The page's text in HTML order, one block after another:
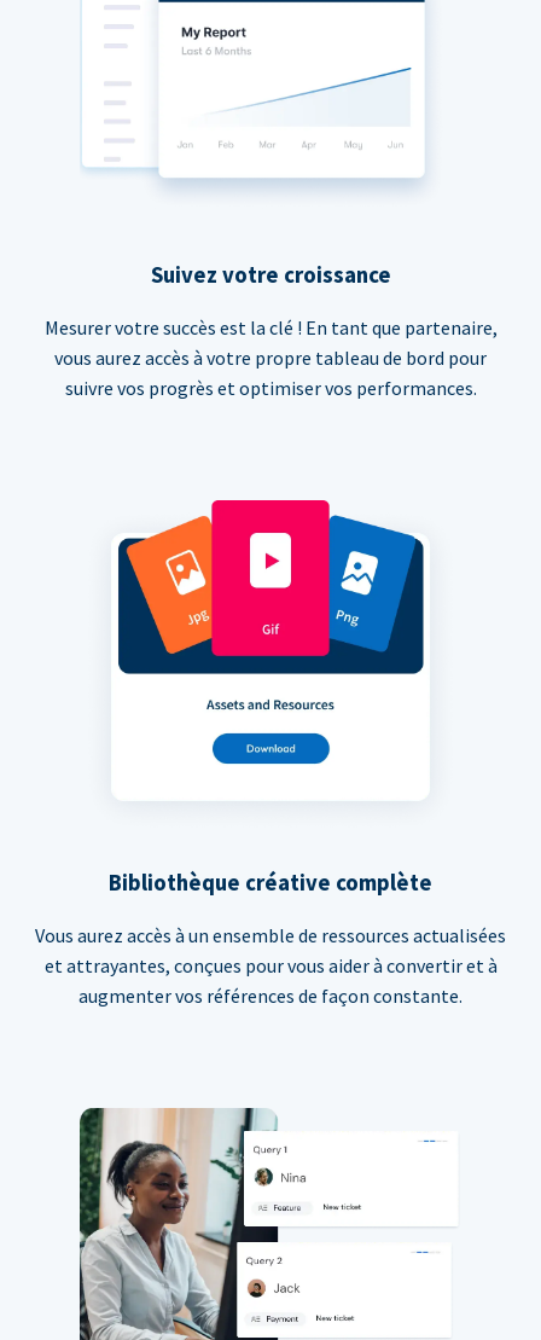
Suivez votre croissance
Mesurer votre succès est la clé ! En tant que partenaire,
vous aurez accès à votre propre tableau de bord pour
suivre vos progrès et optimiser vos performances.
Bibliothèque créative complète
Vous aurez accès à un ensemble de ressources actualisées
et attrayantes, conçues pour vous aider à convertir et à
augmenter vos références de façon constante.